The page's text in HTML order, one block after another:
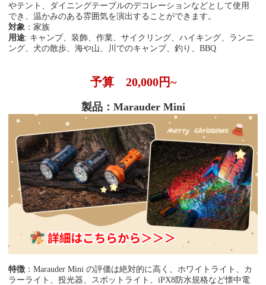
やテント、ダイニングテーブルのデコレーションなどとして使用
でき、温かみのある雰囲気を演出することができます。
対象 ：家族
用途: キャンプ、装飾、作業、サイクリング、ハイキング、ランニ
ング、犬の散歩、海や山、川でのキャンプ、釣り、BBQ
予算 20,000円~
製品：Marauder Mini
特徴 ：Marauder Mini の評価は絶対的に高く、ホワイトライト、カ
ラーライト、投光器、スポットライト、iPX8防水規格など懐中電